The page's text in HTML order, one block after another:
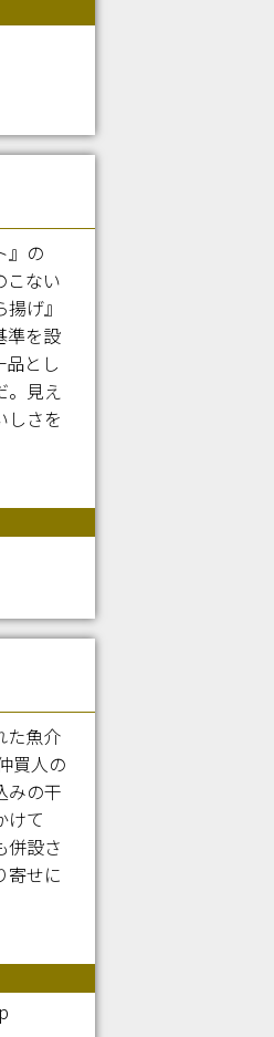
』の
こない
げ』
準を設
とし
。見え
しさを
た魚介
買人の
みの干
けて
併設さ
寄せに